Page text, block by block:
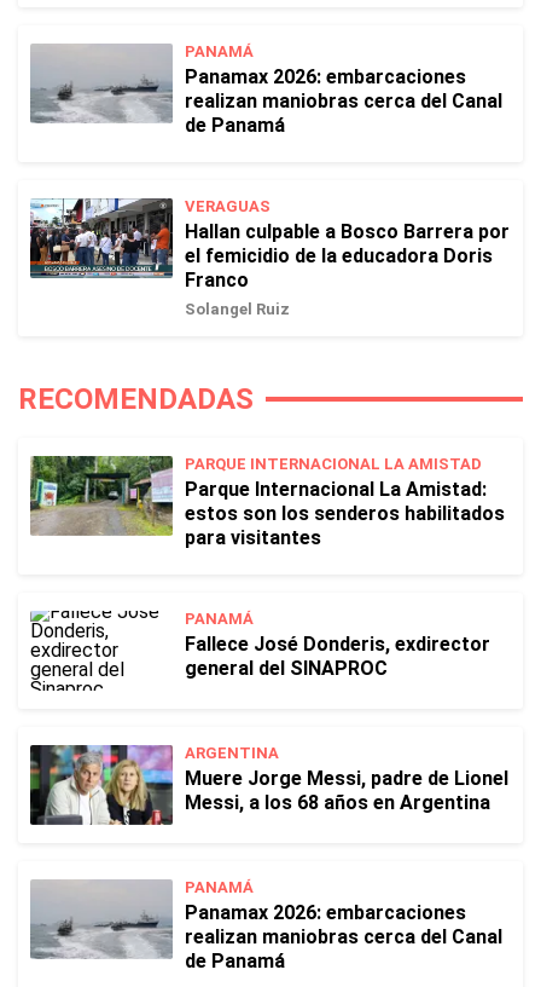
PANAMÁ
Panamax 2026: embarcaciones
realizan maniobras cerca del Canal
de Panamá
VERAGUAS
Hallan culpable a Bosco Barrera por
el femicidio de la educadora Doris
Franco
Solangel Ruiz
RECOMENDADAS
PARQUE INTERNACIONAL LA AMISTAD
Parque Internacional La Amistad:
estos son los senderos habilitados
para visitantes
PANAMÁ
Fallece José Donderis, exdirector
general del SINAPROC
ARGENTINA
Muere Jorge Messi, padre de Lionel
Messi, a los 68 años en Argentina
PANAMÁ
Panamax 2026: embarcaciones
realizan maniobras cerca del Canal
de Panamá